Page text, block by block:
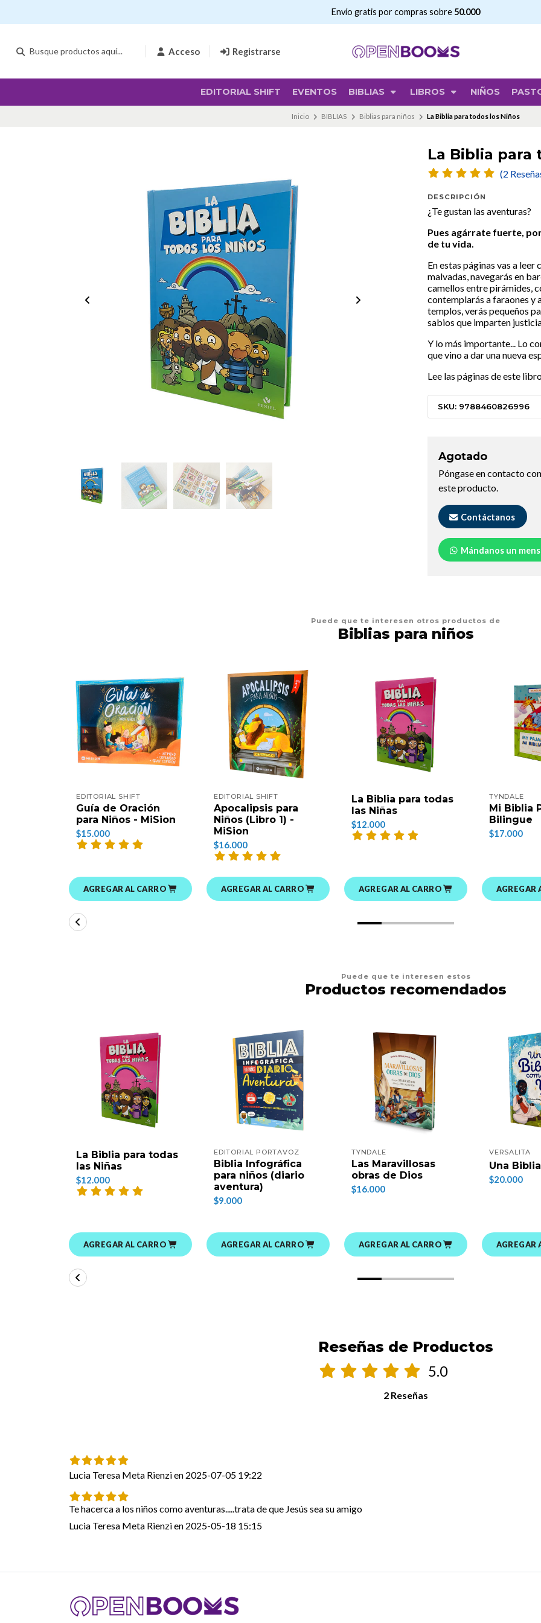
Acceso Registrarse
EDITORIAL SHIFT EVENTOS BIBLIAS LIBROS NIÑOS
Envío gratis por compras sobre 50.000
Inicio BIBLIAS Biblias para niños La Biblia para todos los Niños
La Biblia para
(2
DESCRIPCIÓN
¿Te gustan las aventuras?
Pues agárrate fuerte,
de tu vida.
En estas páginas vas a
malvadas, navegarás en
camellos entre pirámides,
contemplarás a faraones y
templos, verás pequeños
sabios que imparten
Y lo más importante... Lo
que vino a dar una nueva
Lee las páginas de este
SKU: 9788460826996
Agotado
Póngase en contacto
este producto.
Contáctanos
Mándanos un
Puede que te interesen otros productos de
Biblias para niños
EDITORIAL SHIFT
Guía de Oración
para Niños - MiSion
$15.000
AGREGAR AL CARRO
EDITORIAL SHIFT
Apocalipsis para
Niños (Libro 1) -
MiSion
$16.000
AGREGAR AL CARRO
La Biblia para todas
las Niñas
$12.000
AGREGAR AL CARRO
TYNDALE
Mi Biblia
Bilingue
$17.000
AGREGAR
Puede que te interesen estos
Productos recomendados
La Biblia para todas
las Niñas
$12.000
AGREGAR AL CARRO
EDITORIAL PORTAVOZ
Biblia Infográfica
para niños (diario
aventura)
$9.000
AGREGAR AL CARRO
TYNDALE
Las Maravillosas
obras de Dios
$16.000
AGREGAR AL CARRO
VERSALITA
Una
$20.000
AGREGAR
Reseñas de Productos
5.0
2 Reseñas
Lucia Teresa Meta Rienzi en 2025-07-05 19:22
Te hacerca a los niños como aventuras.....trata de que Jesús sea su amigo
Lucia Teresa Meta Rienzi en 2025-05-18 15:15